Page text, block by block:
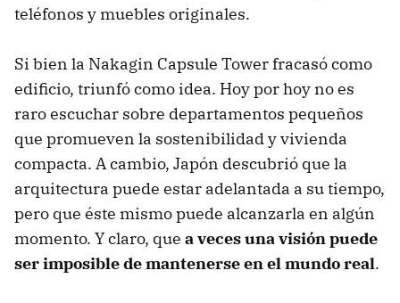
teléfonos y muebles originales.
Si bien la Nakagin Capsule Tower fracasó como
edificio, triunfó como idea. Hoy por hoy no es
raro escuchar sobre departamentos pequeños
que promueven la sostenibilidad y vivienda
compacta. A cambio, Japón descubrió que la
arquitectura puede estar adelantada a su tiempo,
pero que éste mismo puede alcanzarla en algún
momento. Y claro, que a veces una visión puede
ser imposible demantenerse en el mundo real.